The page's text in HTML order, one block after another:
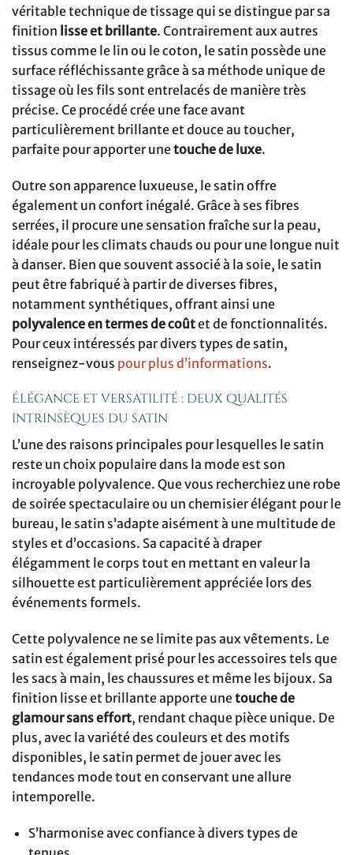
véritable technique de tissage qui se distingue par sa
finition lisse et brillante. Contrairement aux autres
tissus comme le lin ou le coton, le satin possède une
surface réfléchissante grâce à sa méthode unique de
tissage où les fils sont entrelacés de manière très
précise. Ce procédé crée une face avant
particulièrement brillante et douce au toucher,
parfaite pour apporter unetouche de luxe.
Outre son apparence luxueuse, le satin offre
également un confort inégalé. Grâce à ses fibres
serrées, il procure une sensation fraîche sur la peau,
idéale pour les climats chauds ou pour une longue nuit
à danser. Bien que souvent associé à la soie, le satin
peut être fabriqué à partir de diverses fibres,
notamment synthétiques, offrant ainsi une
polyvalence en termes de coûtet de fonctionnalités.
Pour ceux intéressés par divers types de satin,
renseignez-vous pour plus d’informations.
Élégance et versatilité : deux qualités
intrinsèques du satin
L’une des raisons principales pour lesquelles le satin
reste un choix populaire dans la mode est son
incroyable polyvalence. Que vous recherchiez une robe
de soirée spectaculaire ou un chemisier élégant pour le
bureau, le satin s’adapte aisément à une multitude de
styles et d’occasions. Sa capacité à draper
élégamment le corps tout en mettant en valeur la
silhouette est particulièrement appréciée lors des
événements formels.
Cette polyvalence ne se limite pas aux vêtements. Le
satin est également prisé pour les accessoires tels que
les sacs à main, les chaussures et même les bijoux. Sa
finition lisse et brillante apporte unetouche de
glamour sans effort, rendant chaque pièce unique. De
plus, avec la variété des couleurs et des motifs
disponibles, le satin permet de jouer avec les
tendances mode tout en conservant une allure
intemporelle.
S’harmonise avec confiance à divers types de